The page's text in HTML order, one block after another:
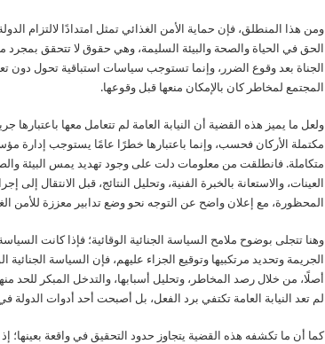
ومن هذا المنطلق، فإن حماية الأمن الغذائي تمثل امتدادًا لالتزام
الحق في الحياة والصحة والبيئة السليمة، وهي حقوق لا تتحقق بمجرد
الجناة بعد وقوع الضرر، وإنما تستوجب سياسات استباقية تحول دون
المجتمع لمخاطر كان بالإمكان منعها قبل وقوعها.
ولعل ما يميز هذه القضية أن النيابة العامة لم تتعامل معها باعتبارها
مكتملة الأركان فحسب، وإنما باعتبارها خطرًا عامًا يستوجب إدارة
متكاملة. فانطلقت من معلومات دلت على وجود تهديد يمس البيئة
العينات، والاستعانة بالخبرة الفنية، وتحليل النتائج، قبل الانتقال
المحظورة، مع إعلان واضح عن التوجه نحو وضع تدابير معززة للأمن
وهنا تتجلى بوضوح ملامح السياسة الجنائية الوقائية؛ فإذا كانت
الجريمة وتحديد مرتكبيها وتوقيع الجزاء عليهم، فإن السياسة
أصلًا، من خلال رصد المخاطر، وتحليل أسبابها، والتدخل المبكر
لم تعد النيابة العامة تكتفي برد الفعل، بل أصبحت أحد أدوات الدولة
كما أن ما تكشفه هذه القضية يتجاوز حدود التحقيق في واقعة